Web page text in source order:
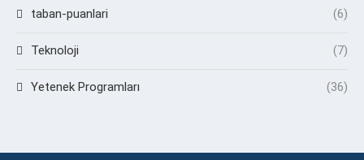
taban-puanlari (6)
Teknoloji (7)
Yetenek Programları (36)